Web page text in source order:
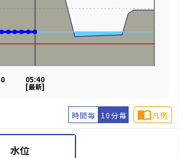
05:40
[最新]
時間毎 10分毎 import_contacts凡例
水位